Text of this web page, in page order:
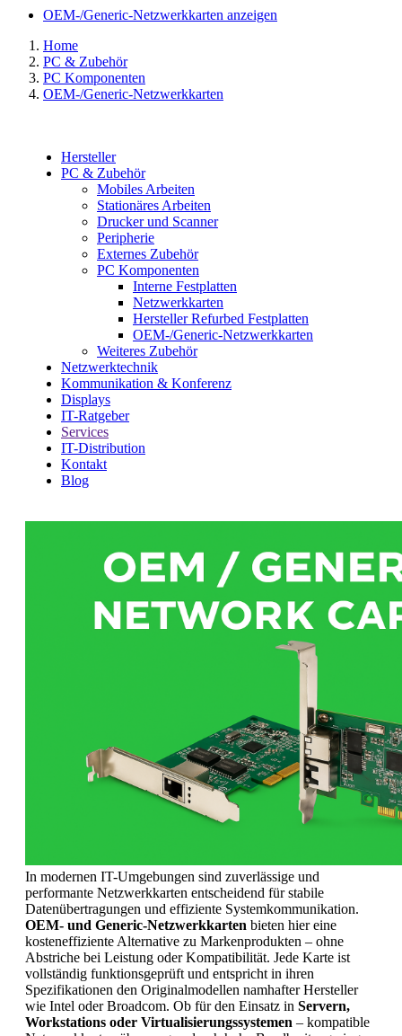
OEM-/Generic-Netzwerkkarten anzeigen
Home
PC & Zubehör
PC Komponenten
OEM-/Generic-Netzwerkkarten
Hersteller
PC & Zubehör
Mobiles Arbeiten
Stationäres Arbeiten
Drucker und Scanner
Peripherie
Externes Zubehör
PC Komponenten
Interne Festplatten
Netzwerkkarten
Hersteller Refurbed Festplatten
OEM-/Generic-Netzwerkkarten
Weiteres Zubehör
Netzwerktechnik
Kommunikation & Konferenz
Displays
IT-Ratgeber
Services
IT-Distribution
Kontakt
Blog
In modernen IT-Umgebungen sind zuverlässige und
performante Netzwerkkarten entscheidend für stabile
Datenübertragungen und effiziente Systemkommunikation.
OEM- und Generic-Netzwerkkarten bieten hier eine
kosteneffiziente Alternative zu Markenprodukten – ohne
Abstriche bei Leistung oder Kompatibilität. Jede Karte ist
vollständig funktionsgeprüft und entspricht in ihren
Spezifikationen den Originalmodellen namhafter Hersteller
wie Intel oder Broadcom. Ob für den Einsatz in Servern,
Workstations oder Virtualisierungssystemen – kompatible